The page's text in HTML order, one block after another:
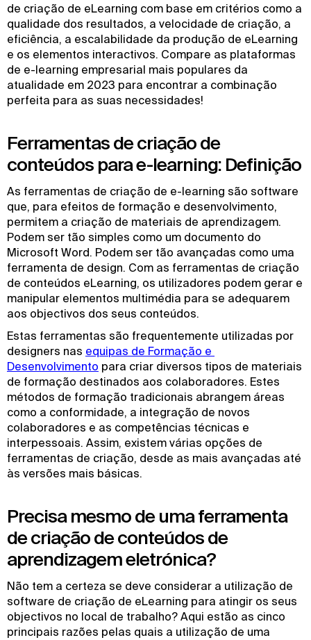
de criação de eLearning com base em critérios como a
qualidade dos resultados, a velocidade de criação, a
eficiência, a escalabilidade da produção de eLearning
e os elementos interactivos. Compare as plataformas
de e-learning empresarial mais populares da
atualidade em 2023 para encontrar a combinação
perfeita para as suas necessidades!
Ferramentas de criação de
conteúdos para e-learning: Definição
As ferramentas de criação de e-learning são software
que, para efeitos de formação e desenvolvimento,
permitem a criação de materiais de aprendizagem.
Podem ser tão simples como um documento do
Microsoft Word. Podem ser tão avançadas como uma
ferramenta de design. Com as ferramentas de criação
de conteúdos eLearning, os utilizadores podem gerar e
manipular elementos multimédia para se adequarem
aos objectivos dos seus conteúdos.
Estas ferramentas são frequentemente utilizadas por
designers nas equipas de Formação e
Desenvolvimento para criar diversos tipos de materiais
de formação destinados aos colaboradores. Estes
métodos de formação tradicionais abrangem áreas
como a conformidade, a integração de novos
colaboradores e as competências técnicas e
interpessoais. Assim, existem várias opções de
ferramentas de criação, desde as mais avançadas até
às versões mais básicas.
Precisa mesmo de uma ferramenta
de criação de conteúdos de
aprendizagem eletrónica?
Não tem a certeza se deve considerar a utilização de
software de criação de eLearning para atingir os seus
objectivos no local de trabalho? Aqui estão as cinco
principais razões pelas quais a utilização de uma